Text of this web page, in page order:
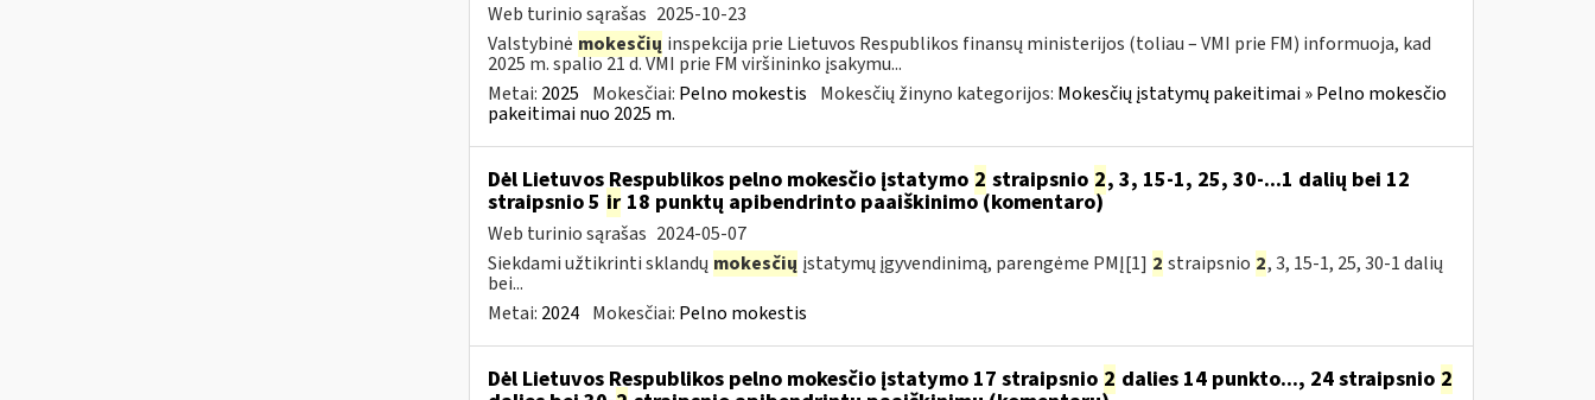
Web turinio sąrašas 2025-10-23
Valstybinė mokesčių inspekcija prie Lietuvos Respublikos finansų ministerijos (toliau – VMI prie FM) informuoja, kad
2025 m. spalio 21 d. VMI prie FM viršininko įsakymu...
Metai: 2025 Mokesčiai: Pelno mokestis Mokesčių žinyno kategorijos: Mokesčių įstatymų pakeitimai » Pelno mokesčio
pakeitimai nuo 2025 m.
Dėl Lietuvos Respublikos pelno mokesčio įstatymo 2 straipsnio 2, 3, 15-1, 25, 30-...1 dalių bei 12
straipsnio 5 ir18 punktų apibendrinto paaiškinimo (komentaro)
Web turinio sąrašas 2024-05-07
Siekdami užtikrinti sklandų mokesčių įstatymų įgyvendinimą, parengėme PMĮ[1] 2 straipsnio 2, 3, 15-1, 25, 30-1 dalių
bei...
Metai: 2024 Mokesčiai: Pelno mokestis
Dėl Lietuvos Respublikos pelno mokesčio įstatymo 17 straipsnio 2 dalies 14 punkto..., 24 straipsnio 2